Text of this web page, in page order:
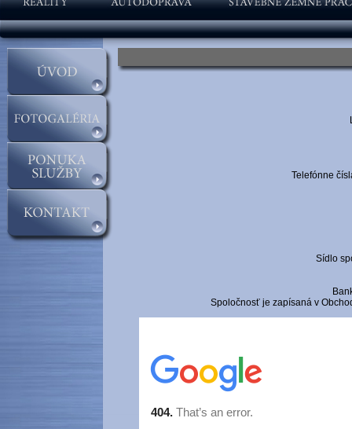
Telefónne
Sídlo
Spoločnosť je zapísaná v